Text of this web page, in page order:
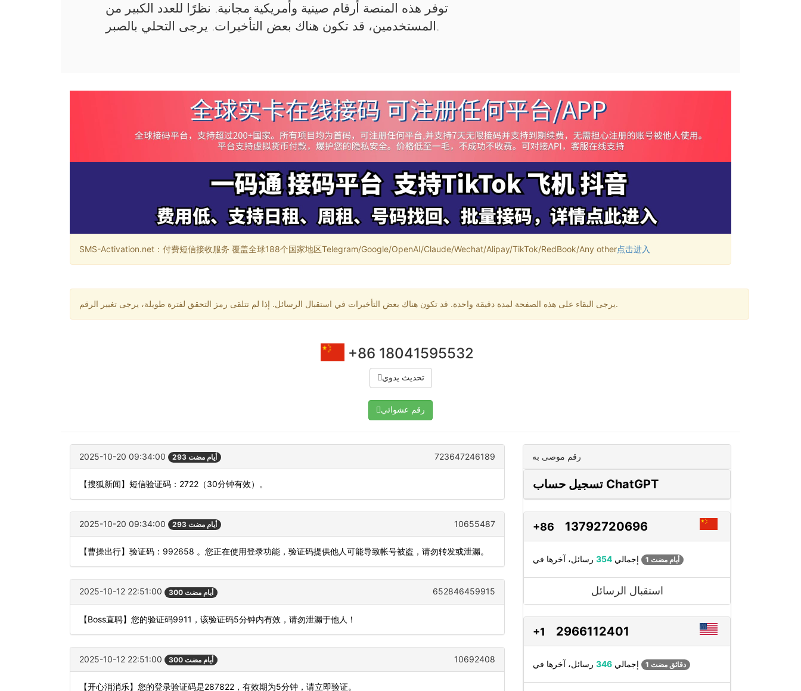
توفر هذه المنصة أرقام صينية وأمريكية مجانية. نظرًا للعدد الكبير من
المستخدمين، قد تكون هناك بعض التأخيرات. يرجى التحلي بالصبر.
SMS-Activation.net：付费短信接收服务 覆盖全球188个国家地区Telegram/Google/OpenAI/Claude/Wechat/Alipay/TikTok/RedBook/Any other点击进入
يرجى البقاء على هذه الصفحة لمدة دقيقة واحدة. قد تكون هناك بعض التأخيرات في استقبال الرسائل. إذا لم تتلقى رمز التحقق لفترة طويلة، يرجى تغيير الرقم.
+86 18041595532
تحديث يدوي
رقم عشوائي
2025-10-20 09:34:00 293 أيام مضت 723647246189
【搜狐新闻】短信验证码：2722（30分钟有效）。
2025-10-20 09:34:00 293 أيام مضت 10655487
【曹操出行】验证码：992658 。您正在使用登录功能，验证码提供他人可能导致帐号被盗，请勿转发或泄漏。
2025-10-12 22:51:00 300 أيام مضت 652846459915
【Boss直聘】您的验证码9911，该验证码5分钟内有效，请勿泄漏于他人！
2025-10-12 22:51:00 300 أيام مضت 10692408
【开心消消乐】您的登录验证码是287822，有效期为5分钟，请立即验证。
رقم موصى به
تسجيل حساب ChatGPT
+86 13792720696
إجمالي 354 1 أيام مضت
استقبال الرسائل
+1 2966112401
إجمالي 346 1 دقائق مضت